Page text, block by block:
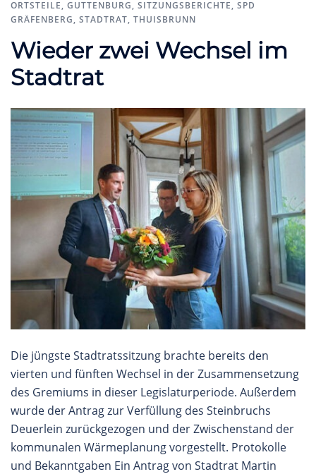
ORTSTEILE, GUTTENBURG, SITZUNGSBERICHTE, SPD
GRÄFENBERG, STADTRAT, THUISBRUNN
Wieder zwei Wechsel im
Stadtrat
Die jüngste Stadtratssitzung brachte bereits den
vierten und fünften Wechsel in der Zusammensetzung
des Gremiums in dieser Legislaturperiode. Außerdem
wurde der Antrag zur Verfüllung des Steinbruchs
Deuerlein zurückgezogen und der Zwischenstand der
kommunalen Wärmeplanung vorgestellt. Protokolle
und Bekanntgaben Ein Antrag von Stadtrat Martin